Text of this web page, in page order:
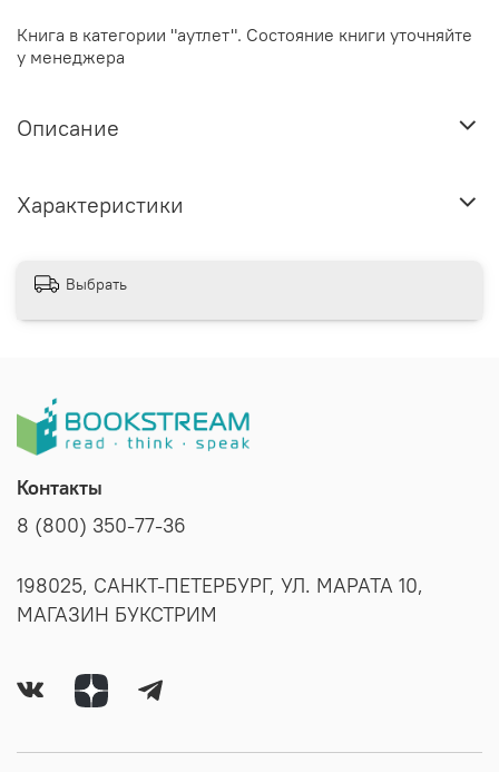
Книга в категории "аутлет". Состояние книги уточняйте
у менеджера
Описание
Характеристики
Выбрать
Контакты
8 (800) 350-77-36
198025, САНКТ-ПЕТЕРБУРГ, УЛ. МАРАТА 10,
МАГАЗИН БУКСТРИМ